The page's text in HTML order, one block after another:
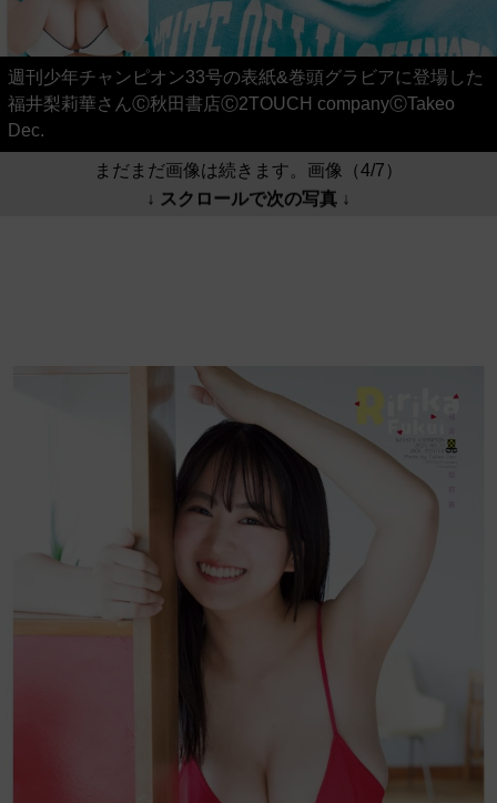
週刊少年チャンピオン33号の表紙&巻頭グラビアに登場した
福井梨莉華さんⒸ秋田書店Ⓒ2TOUCH companyⒸTakeo
Dec.
まだまだ画像は続きます。画像（4/7）
↓ スクロールで次の写真 ↓